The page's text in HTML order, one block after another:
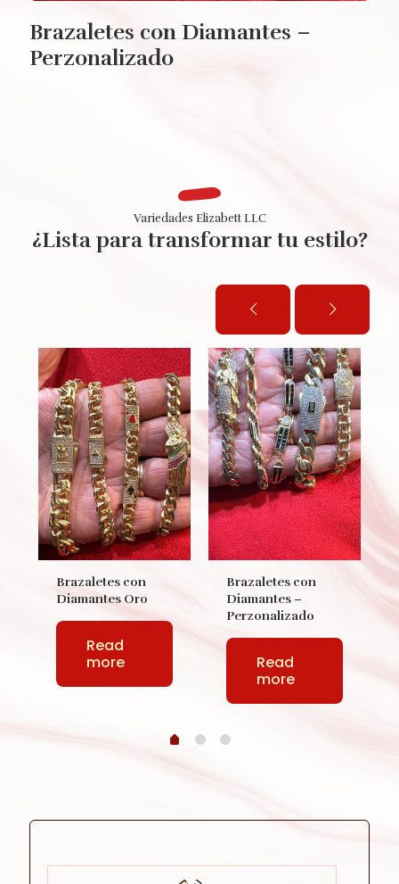
Brazaletes con Diamantes –
Perzonalizado
¿Lista para transformar tu estilo?
Variedades Elizabett LLC
Brazaletes con
Diamantes Oro
Read
more
Brazaletes con
Diamantes –
Perzonalizado
Read
more